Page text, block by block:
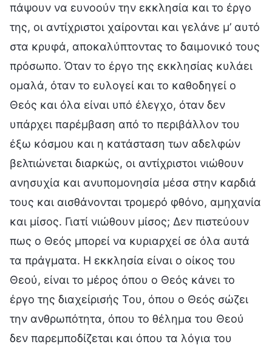
πάψουν να ευνοούν την εκκλησία και το έργο
της, οι αντίχριστοι χαίρονται και γελάνε μ’ αυτό
στα κρυφά, αποκαλύπτοντας το δαιμονικό τους
πρόσωπο. Όταν το έργο της εκκλησίας κυλάει
ομαλά, όταν το ευλογεί και το καθοδηγεί ο
Θεός και όλα είναι υπό έλεγχο, όταν δεν
υπάρχει παρέμβαση από το περιβάλλον του
έξω κόσμου και η κατάσταση των αδελφών
βελτιώνεται διαρκώς, οι αντίχριστοι νιώθουν
ανησυχία και ανυπομονησία μέσα στην καρδιά
τους και αισθάνονται τρομερό φθόνο, αμηχανία
και μίσος. Γιατί νιώθουν μίσος; Δεν πιστεύουν
πως ο Θεός μπορεί να κυριαρχεί σε όλα αυτά
τα πράγματα. Η εκκλησία είναι ο οίκος του
Θεού, είναι το μέρος όπου ο Θεός κάνει το
έργο της διαχείρισής Του, όπου ο Θεός σώζει
την ανθρωπότητα, όπου το θέλημα του Θεού
δεν παρεμποδίζεται και όπου τα λόγια του